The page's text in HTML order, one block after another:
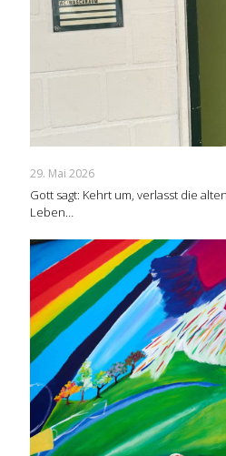
29. Mai 2026
Gott sagt: Kehrt um, verlasst die
Leben…